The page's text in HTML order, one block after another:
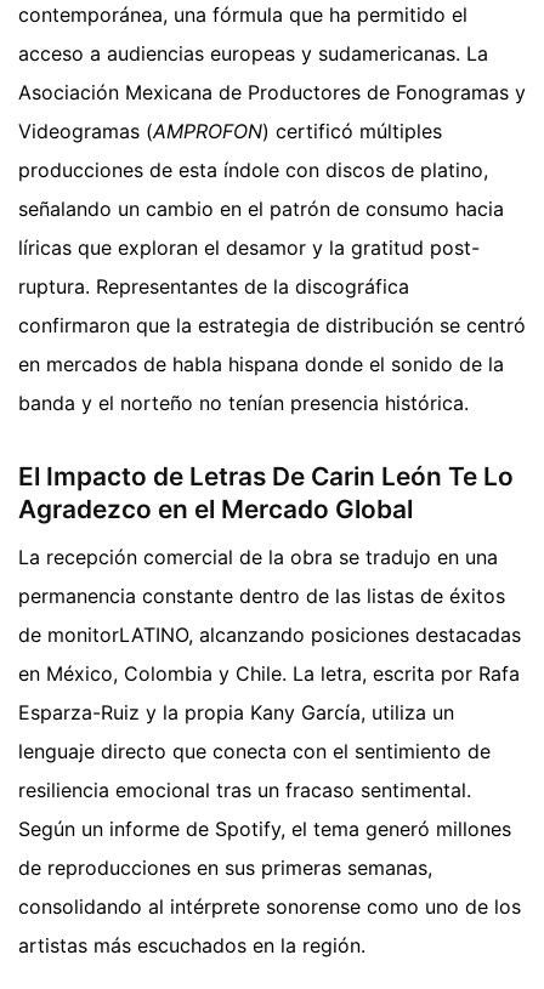
contemporánea, una fórmula que ha permitido el
acceso a audiencias europeas y sudamericanas. La
Asociación Mexicana de Productores de Fonogramas y
Videogramas (AMPROFON) certificó múltiples
producciones de esta índole con discos de platino,
señalando un cambio en el patrón de consumo hacia
líricas que exploran el desamor y la gratitud post-
ruptura. Representantes de la discográfica
confirmaron que la estrategia de distribución se centró
en mercados de habla hispana donde el sonido de la
banda y el norteño no tenían presencia histórica.
El Impacto de Letras De Carin León Te Lo
Agradezco en el Mercado Global
La recepción comercial de la obra se tradujo en una
permanencia constante dentro de las listas de éxitos
de monitorLATINO, alcanzando posiciones destacadas
en México, Colombia y Chile. La letra, escrita por Rafa
Esparza-Ruiz y la propia Kany García, utiliza un
lenguaje directo que conecta con el sentimiento de
resiliencia emocional tras un fracaso sentimental.
Según un informe de Spotify, el tema generó millones
de reproducciones en sus primeras semanas,
consolidando al intérprete sonorense como uno de los
artistas más escuchados en la región.